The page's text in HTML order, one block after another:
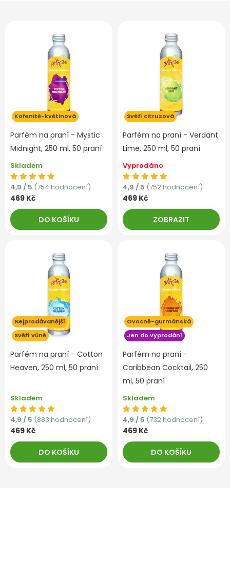
Kořenitě-květinová
Parfém na praní - Mystic
Midnight, 250 ml, 50 praní
Skladem
4,9 / 5 (754 hodnocení)
469 Kč
DO KOŠÍKU
Svěží citrusová
Parfém na praní - Verdant
Lime, 250 ml, 50 praní
Vyprodáno
4,9 / 5 (752 hodnocení)
469 Kč
ZOBRAZIT
Nejprodávanější
Svěží vůně
Parfém na praní - Cotton
Heaven, 250 ml, 50 praní
Skladem
4,9 / 5 (883 hodnocení)
469 Kč
DO KOŠÍKU
Ovocně-gurmánská
Jen do vyprodání
Parfém na praní -
Caribbean Cocktail, 250
ml, 50 praní
Skladem
4,9 / 5 (732 hodnocení)
469 Kč
DO KOŠÍKU